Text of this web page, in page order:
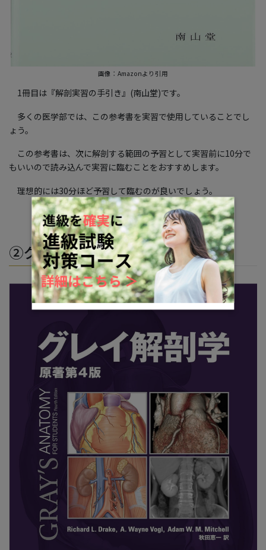
画像：Amazonより引用
1冊目は『解剖実習の手引き』(南山堂)です。
多くの医学部では、この参考書を実習で使用していることでし
ょう。
この参考書は、次に解剖する範囲の予習として実習前に10分で
もいいので読み込んで実習に臨むことをおすすめします。
理想的には30分ほど予習して臨むのが良いでしょう。
②グレイ解剖学